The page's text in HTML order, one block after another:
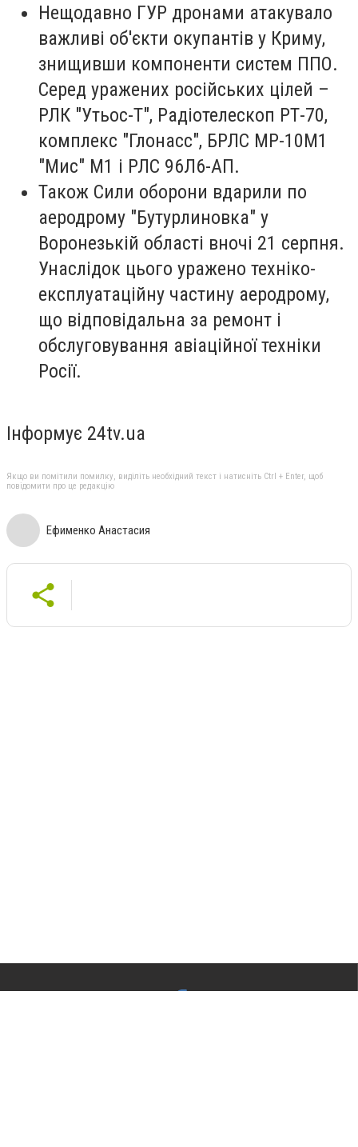
Нещодавно ГУР дронами атакувало
важливі об'єкти окупантів у Криму,
знищивши компоненти систем ППО.
Серед уражених російських цілей –
РЛК "Утьос-Т", Радіотелескоп РТ-70,
комплекс "Глонасс", БРЛС МР-10М1
"Мис" М1 і РЛС 96Л6-АП.
Також Сили оборони вдарили по
аеродрому "Бутурлиновка" у
Воронезькій області вночі 21 серпня.
Унаслідок цього уражено техніко-
експлуатаційну частину аеродрому,
що відповідальна за ремонт і
обслуговування авіаційної техніки
Росії.
Інформує 24tv.ua
Якщо ви помітили помилку, виділіть необхідний текст і натисніть Ctrl + Enter, щоб
повідомити про це редакцію
Ефименко Анастасия